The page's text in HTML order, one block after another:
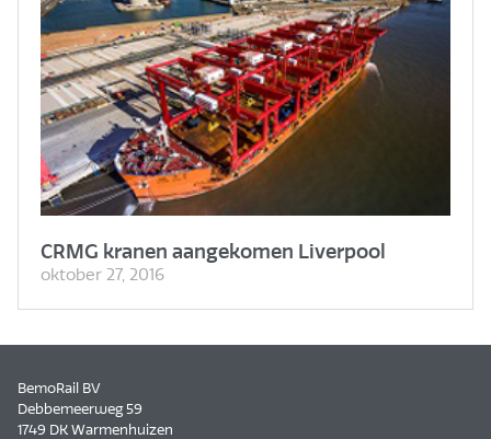
CRMG kranen aangekomen Liverpool
oktober 27, 2016
BemoRail BV
Debbemeerweg 59
1749 DK Warmenhuizen